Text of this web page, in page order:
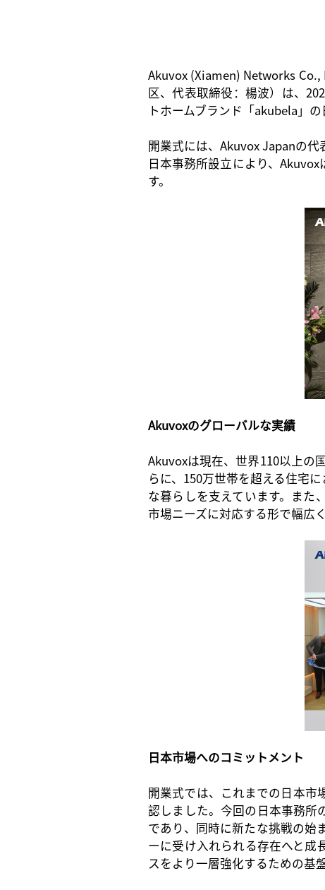
Akuvox (Xiamen) Networks Co.,
区、代表取締役：楊波）は、
トホームブランド「 akubela」の
開業式には、Akuvox Japanの代
日本事務所設立により、 Akuvox
す。
Akuvoxのグローバルな実績
Akuvoxは現在、世界110以上の
らに、150万世帯を超える住宅
な暮らしを支えています。また
市場ニーズに対応する形で幅広
日本市場へのコミットメント
開業式では、これまでの日本市
認しました。今回の日本事務所
であり、同時に新たな挑戦の始
ーに受け入れられる存在へと成
スをより一層強化するための基